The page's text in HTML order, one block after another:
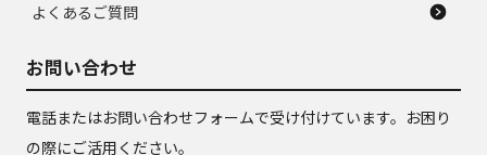
よくあるご質問
お問い合わせ
電話またはお問い合わせフォームで受け付けています。お困り
の際にご活用ください。